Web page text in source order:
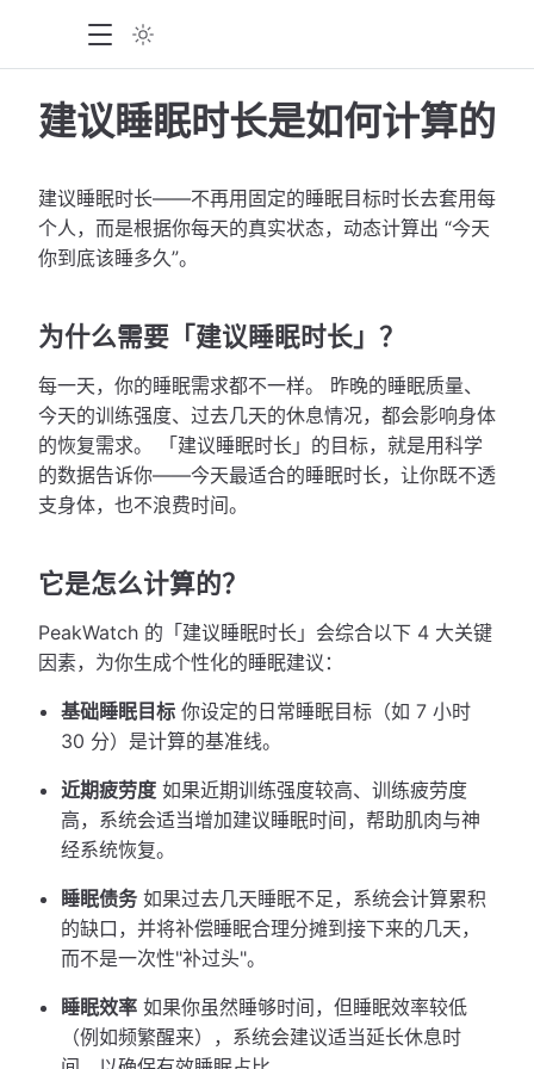
建议睡眠时长是如何计算的
建议睡眠时长——不再用固定的睡眠目标时长去套用每
个人，而是根据你每天的真实状态，动态计算出 “今天
你到底该睡多久”。
为什么需要「建议睡眠时长」？
每一天，你的睡眠需求都不一样。 昨晚的睡眠质量、
今天的训练强度、过去几天的休息情况，都会影响身体
的恢复需求。 「建议睡眠时长」的目标，就是用科学
的数据告诉你——今天最适合的睡眠时长，让你既不透
支身体，也不浪费时间。
它是怎么计算的？
PeakWatch 的「建议睡眠时长」会综合以下 4 大关键
因素，为你生成个性化的睡眠建议：
基础睡眠目标 你设定的日常睡眠目标（如 7 小时
30 分）是计算的基准线。
近期疲劳度 如果近期训练强度较高、训练疲劳度
高，系统会适当增加建议睡眠时间，帮助肌肉与神
经系统恢复。
睡眠债务 如果过去几天睡眠不足，系统会计算累积
的缺口，并将补偿睡眠合理分摊到接下来的几天，
而不是一次性"补过头"。
睡眠效率 如果你虽然睡够时间，但睡眠效率较低
（例如频繁醒来），系统会建议适当延长休息时